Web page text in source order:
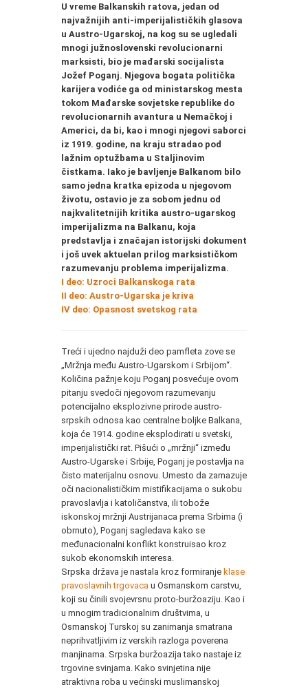
U vreme Balkanskih ratova, jedan od
najvažnijih anti-imperijalističkih glasova
u Austro-Ugarskoj, na kog su se ugledali
mnogi južnoslovenski revolucionarni
marksisti, bio je mađarski socijalista
Jožef Poganj. Njegova bogata politička
karijera vodiće ga od ministarskog mesta
tokom Mađarske sovjetske republike do
revolucionarnih avantura u Nemačkoj i
Americi, da bi, kao i mnogi njegovi saborci
iz 1919. godine, na kraju stradao pod
lažnim optužbama u Staljinovim
čistkama. Iako je bavljenje Balkanom bilo
samo jedna kratka epizoda u njegovom
životu, ostavio je za sobom jednu od
najkvalitetnijih kritika austro-ugarskog
imperijalizma na Balkanu, koja
predstavlja i značajan istorijski dokument
i još uvek aktuelan prilog marksističkom
razumevanju problema imperijalizma.
I deo: Uzroci Balkanskoga rata
II deo: Austro-Ugarska je kriva
IV deo: Opasnost svetskog rata
Treći i ujedno najduži deo pamfleta zove se
„Mržnja među Austro-Ugarskom i Srbijom“.
Količina pažnje koju Poganj posvećuje ovom
pitanju svedoči njegovom razumevanju
potencijalno eksplozivne prirode austro-
srpskih odnosa kao centralne boljke Balkana,
koja će 1914. godine eksplodirati u svetski,
imperijalistički rat. Pišući o „mržnji“ između
Austro-Ugarske i Srbije, Poganj je postavlja na
čisto materijalnu osnovu. Umesto da zamazuje
oči nacionalističkim mistifikacijama o sukobu
pravoslavlja i katoličanstva, ili tobože
iskonskoj mržnji Austrijanaca prema Srbima (i
obrnuto), Poganj sagledava kako se
međunacionalni konflikt konstruisao kroz
sukob ekonomskih interesa.
Srpska država je nastala kroz formiranje klase
pravoslavnih trgovaca u Osmanskom carstvu,
koji su činili svojevrsnu proto-buržoaziju. Kao i
u mnogim tradicionalnim društvima, u
Osmanskoj Turskoj su zanimanja smatrana
neprihvatljivim iz verskih razloga poverena
manjinama. Srpska buržoazija tako nastaje iz
trgovine svinjama. Kako svinjetina nije
atraktivna roba u većinski muslimanskoj